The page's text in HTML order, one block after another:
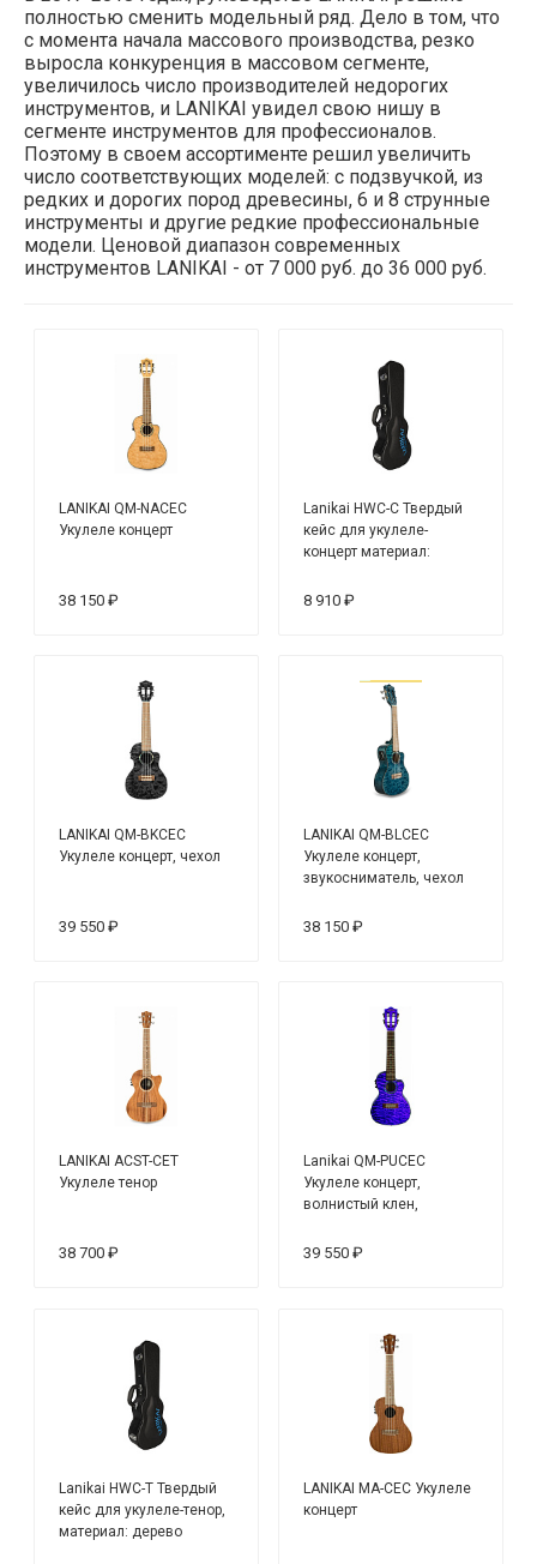
полностью сменить модельный ряд. Дело в том, что
с момента начала массового производства, резко
выросла конкуренция в массовом сегменте,
увеличилось число производителей недорогих
инструментов, и LANIKAI увидел свою нишу в
сегменте инструментов для профессионалов.
Поэтому в своем ассортименте решил увеличить
число соответствующих моделей: с подзвучкой, из
редких и дорогих пород древесины, 6 и 8 струнные
инструменты и другие редкие профессиональные
модели. Ценовой диапазон современных
инструментов LANIKAI - от 7 000 руб. до 36 000 руб.
LANIKAI QM-NACEC
Укулеле концерт
38 150 ₽
Lanikai HWC-C Твердый
кейс для укулеле-
концерт материал:
8 910 ₽
LANIKAI QM-BKCEC
Укулеле концерт, чехол
39 550 ₽
LANIKAI QM-BLCEC
Укулеле концерт,
звукосниматель, чехол
38 150 ₽
LANIKAI ACST-CET
Укулеле тенор
38 700 ₽
Lanikai QM-PUCEC
Укулеле концерт,
волнистый клен,
чехол
39 550 ₽
Lanikai HWC-T Твердый
кейс для укулеле-тенор,
материал: дерево
LANIKAI MA-CEC Укулеле
концерт